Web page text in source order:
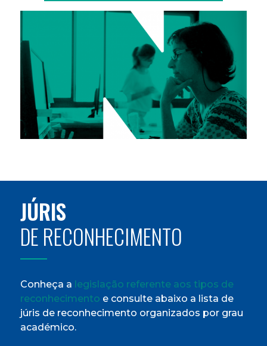
JÚRIS
DE RECONHECIMENTO
Conheça a legislação referente aos tipos de
reconhecimento e consulte abaixo a lista de
júris de reconhecimento organizados por grau
académico.